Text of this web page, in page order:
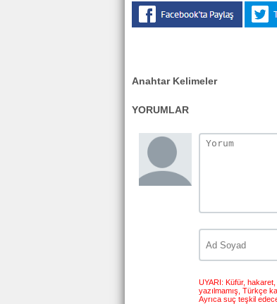
Anahtar Kelimeler
YORUMLAR
UYARI: Küfür,
yazılmamış, Türkçe
Ayrıca suç teşkil